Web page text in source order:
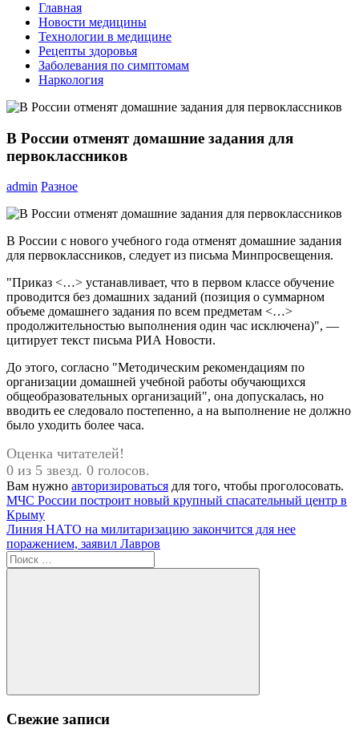
Главная
Новости медицины
Технологии в медицине
Рецепты здоровья
Заболевания по симптомам
Наркология
В России отменят домашние задания для
первоклассников
admin Разное
В России с нового учебного года отменят домашние задания
для первоклассников, следует из письма Минпросвещения.
"Приказ <…> устанавливает, что в первом классе обучение
проводится без домашних заданий (позиция о суммарном
объеме домашнего задания по всем предметам <…>
продолжительностью выполнения один час исключена)", —
цитирует текст письма РИА Новости.
До этого, согласно "Методическим рекомендациям по
организации домашней учебной работы обучающихся
общеобразовательных организаций", она допускалась, но
вводить ее следовало постепенно, а на выполнение не должно
было уходить более часа.
Оценка читателей!
0 из 5 звезд. 0 голосов.
Вам нужно авторизироваться для того, чтобы проголосовать.
Навигация
по
записям
Предыдущая
запись:
МЧС России построит новый крупный спасательный центр в
Крыму
Следующая
запись:
Линия НАТО на милитаризацию закончится для нее
поражением, заявил Лавров
Поиск
для:
Поиск
Свежие записи